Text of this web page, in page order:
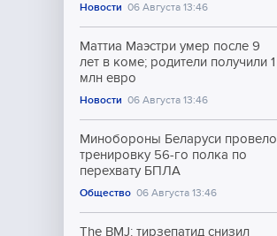
Новости 06 Августа 13:46
Маттиа Маэстри умер после 9
лет в коме; родители получили 1
млн евро
Новости 06 Августа 13:46
Минобороны Беларуси провело
тренировку 56-го полка по
перехвату БПЛА
Общество 06 Августа 13:46
The BMJ: тирзепатид снизил